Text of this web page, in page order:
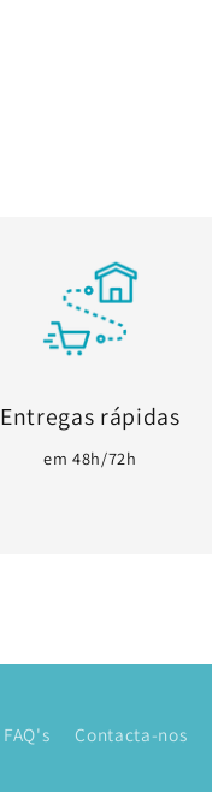
Entregas rápidas
em 48h/72h
FAQ's Contacta-nos